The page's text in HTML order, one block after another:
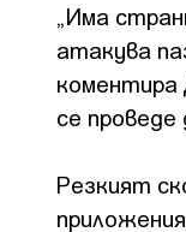
„Има
атакува
коментира
се
Резкият